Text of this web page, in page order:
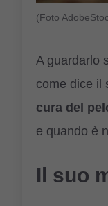
(Foto
A guardarlo
come dice il
cura del
e quando è
Il suo